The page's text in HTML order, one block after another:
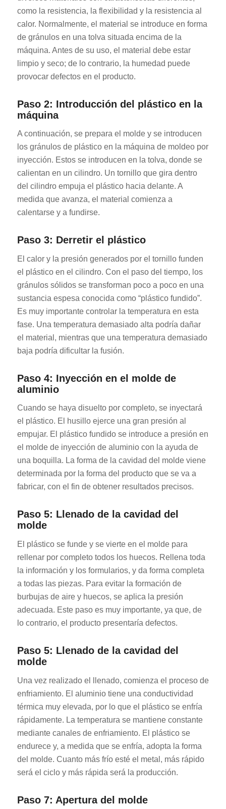
como la resistencia, la flexibilidad y la resistencia al
calor. Normalmente, el material se introduce en forma
de gránulos en una tolva situada encima de la
máquina. Antes de su uso, el material debe estar
limpio y seco; de lo contrario, la humedad puede
provocar defectos en el producto.
Paso 2: Introducción del plástico en la
máquina
A continuación, se prepara el molde y se introducen
los gránulos de plástico en la máquina de moldeo por
inyección. Estos se introducen en la tolva, donde se
calientan en un cilindro. Un tornillo que gira dentro
del cilindro empuja el plástico hacia delante. A
medida que avanza, el material comienza a
calentarse y a fundirse.
Paso 3: Derretir el plástico
El calor y la presión generados por el tornillo funden
el plástico en el cilindro. Con el paso del tiempo, los
gránulos sólidos se transforman poco a poco en una
sustancia espesa conocida como “plástico fundido”.
Es muy importante controlar la temperatura en esta
fase. Una temperatura demasiado alta podría dañar
el material, mientras que una temperatura demasiado
baja podría dificultar la fusión.
Paso 4: Inyección en el molde de
aluminio
Cuando se haya disuelto por completo, se inyectará
el plástico. El husillo ejerce una gran presión al
empujar. El plástico fundido se introduce a presión en
el molde de inyección de aluminio con la ayuda de
una boquilla. La forma de la cavidad del molde viene
determinada por la forma del producto que se va a
fabricar, con el fin de obtener resultados precisos.
Paso 5: Llenado de la cavidad del
molde
El plástico se funde y se vierte en el molde para
rellenar por completo todos los huecos. Rellena toda
la información y los formularios, y da forma completa
a todas las piezas. Para evitar la formación de
burbujas de aire y huecos, se aplica la presión
adecuada. Este paso es muy importante, ya que, de
lo contrario, el producto presentaría defectos.
Paso 5: Llenado de la cavidad del
molde
Una vez realizado el llenado, comienza el proceso de
enfriamiento. El aluminio tiene una conductividad
térmica muy elevada, por lo que el plástico se enfría
rápidamente. La temperatura se mantiene constante
mediante canales de enfriamiento. El plástico se
endurece y, a medida que se enfría, adopta la forma
del molde. Cuanto más frío esté el metal, más rápido
será el ciclo y más rápida será la producción.
Paso 7: Apertura del molde